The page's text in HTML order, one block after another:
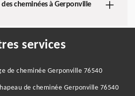
cheminées à Gerponville
services
de cheminée Gerponville 76540
de cheminée Gerponville 76540